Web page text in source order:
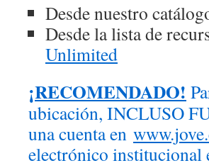
Desde nuestro
Desde la lista de
Unlimited
¡RECOMENDADO!
ubicación, INCLUSO
una cuenta en
electrónico institucional